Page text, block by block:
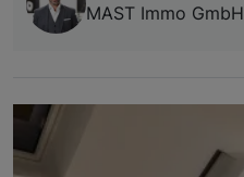
MAST Immo GmbH